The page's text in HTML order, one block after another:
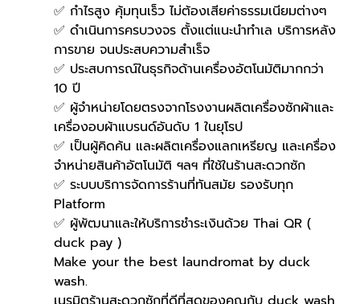
✅ กำไรสูง คุ้มทุนเร็ว ไม่ต้องเสียค่าธรรมเนียมต่างๆ
✅ ดำเนินการครบวงจร ตั้งแต่แนะนำทำเล บริการหลัง
การขาย จนประสบความสำเร็จ
✅ ประสบการณ์ในธุรกิจด้านเครื่องอัตโนมัติมากกว่า
10 ปี
✅ ผู้จำหน่ายโดยตรงจากโรงงานผลิตเครื่องซักผ้าและ
เครื่องอบผ้าแบรนด์อันดับ 1 ในยุโรป
✅ เป็นผู้คิดค้น และผลิตเครื่องแลกเหรียญ และเครื่อง
จำหน่ายสินค้าอัตโนมัติ ฯลฯ ที่ใช้ในร้านสะดวกซัก
✅ ระบบบริการจัดการร้านที่ทันสมัย รองรับทุก
Platform
✅ ผู้พัฒนาและให้บริการชำระเงินด้วย Thai QR (
duck pay )
Make your the best laundromat by duck
wash.